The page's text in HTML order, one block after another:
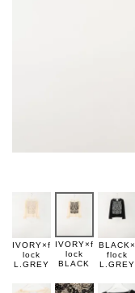
IVORY×f
lock
L.GREY
IVORY×f
lock
BLACK
BLACK×
flock
L.GREY